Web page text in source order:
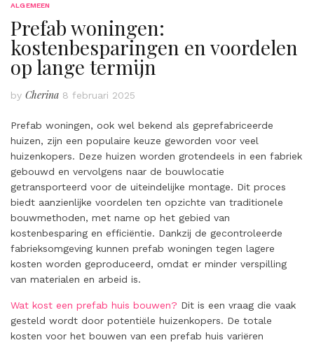
ALGEMEEN
Prefab woningen:
kostenbesparingen en voordelen
op lange termijn
by Cherina 8 februari 2025
Prefab woningen, ook wel bekend als geprefabriceerde
huizen, zijn een populaire keuze geworden voor veel
huizenkopers. Deze huizen worden grotendeels in een fabriek
gebouwd en vervolgens naar de bouwlocatie
getransporteerd voor de uiteindelijke montage. Dit proces
biedt aanzienlijke voordelen ten opzichte van traditionele
bouwmethoden, met name op het gebied van
kostenbesparing en efficiëntie. Dankzij de gecontroleerde
fabrieksomgeving kunnen prefab woningen tegen lagere
kosten worden geproduceerd, omdat er minder verspilling
van materialen en arbeid is.
Wat kost een prefab huis bouwen? Dit is een vraag die vaak
gesteld wordt door potentiële huizenkopers. De totale
kosten voor het bouwen van een prefab huis variëren